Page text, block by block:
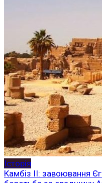
Історія
Камбіз II: завоювання